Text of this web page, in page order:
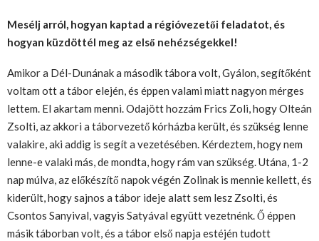
Mesélj arról, hogyan kaptad a régióvezetői feladatot, és
hogyan küzdöttél meg az első nehézségekkel!
Amikor a Dél-Dunának a második tábora volt, Gyálon, segítőként
voltam ott a tábor elején, és éppen valami miatt nagyon mérges
lettem. El akartam menni. Odajött hozzám Frics Zoli, hogy Olteán
Zsolti, az akkori a táborvezető kórházba került, és szükség lenne
valakire, aki addig is segít a vezetésében. Kérdeztem, hogy nem
lenne-e valaki más, de mondta, hogy rám van szükség. Utána, 1-2
nap múlva, az előkészítő napok végén Zolinak is mennie kellett, és
kiderült, hogy sajnos a tábor ideje alatt sem lesz Zsolti, és
Csontos Sanyival, vagyis Satyával együtt vezetnénk. Ő éppen
másik táborban volt, és a tábor első napja estéjén tudott